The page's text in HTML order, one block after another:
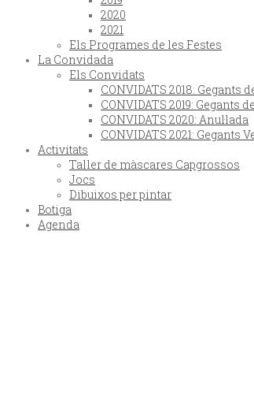
2020
2021
Els Programes de les Festes
La Convidada
Els Convidats
CONVIDATS 2018: Gegants
CONVIDATS 2019:
CONVIDATS 2020: Anul·lada
CONVIDATS 2021: Gegants
Activitats
Taller de màscares Capgrossos
Jocs
Dibuixos per pintar
Botiga
Agenda